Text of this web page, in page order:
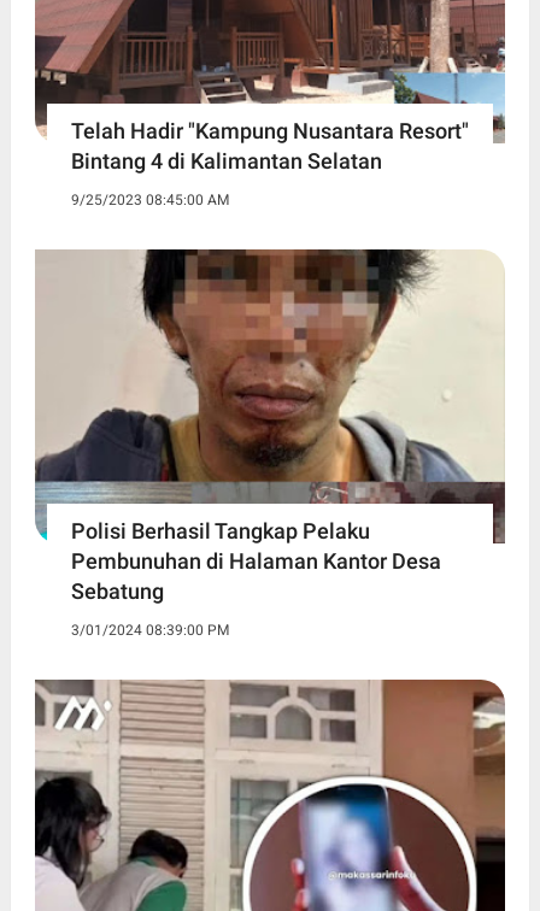
Telah Hadir "Kampung Nusantara Resort"
Bintang 4 di Kalimantan Selatan
9/25/2023 08:45:00 AM
Polisi Berhasil Tangkap Pelaku
Pembunuhan di Halaman Kantor Desa
Sebatung
3/01/2024 08:39:00 PM